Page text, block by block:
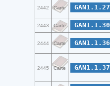
2442 Carte GAN1.1.27
2443 Carte GAN1.1.30
2444 Carte GAN1.1.36
2445 Carte GAN1.1.37